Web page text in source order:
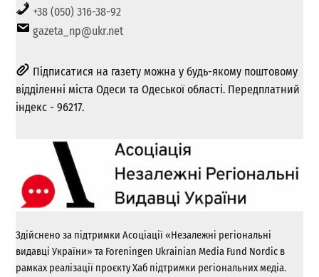
+38 (050) 316-38-92
gazeta_np@ukr.net
Підписатися на газету можна у будь-якому поштовому
відділенні міста Одеси та Одеської області. Передплатний
індекс - 96217.
Здійснено за підтримки Асоціації «Незалежні регіональні
видавці України» та Foreningen Ukrainian Media Fund Nordic в
рамках реалізації проєкту Хаб підтримки регіональних медіа.